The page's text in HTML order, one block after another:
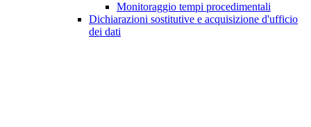
Monitoraggio tempi procedimentali
Dichiarazioni sostitutive e acquisizione d'ufficio
dei dati